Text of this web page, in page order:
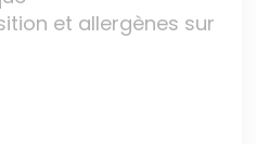
et allergènes sur